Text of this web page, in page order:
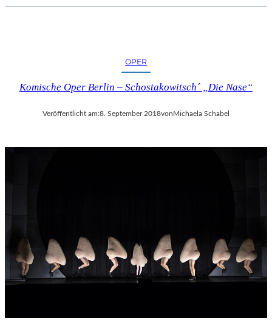
C
E
E
I
U
M
G
E
H
OPER
Komische Oper Berlin – Schostakowitsch´ „Die Nase“
Veröffentlicht am:8. September 2018von Michaela Schabel